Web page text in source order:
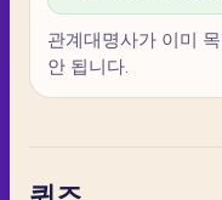
관계대명사가 이미
안 됩니다.